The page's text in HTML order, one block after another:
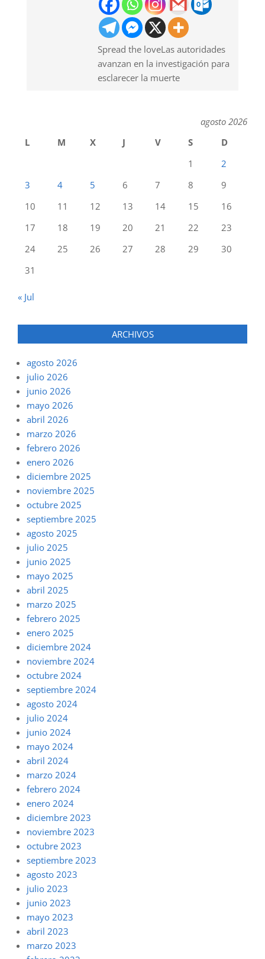
Spread the loveLas autoridades
avanzan en la investigación para
esclarecer la muerte
agosto 2026
L
M X J V S
D
1
2
3
4 5 6 7 8
9
10
11 12 13 14 15
16
17
18 19 20 21 22
23
24
25 26 27 28 29
30
31
« Jul
ARCHIVOS
agosto 2026
julio 2026
junio 2026
mayo 2026
abril 2026
marzo 2026
febrero 2026
enero 2026
diciembre 2025
noviembre 2025
octubre 2025
septiembre 2025
agosto 2025
julio 2025
junio 2025
mayo 2025
abril 2025
marzo 2025
febrero 2025
enero 2025
diciembre 2024
noviembre 2024
octubre 2024
septiembre 2024
agosto 2024
julio 2024
junio 2024
mayo 2024
abril 2024
marzo 2024
febrero 2024
enero 2024
diciembre 2023
noviembre 2023
octubre 2023
septiembre 2023
agosto 2023
julio 2023
junio 2023
mayo 2023
abril 2023
marzo 2023